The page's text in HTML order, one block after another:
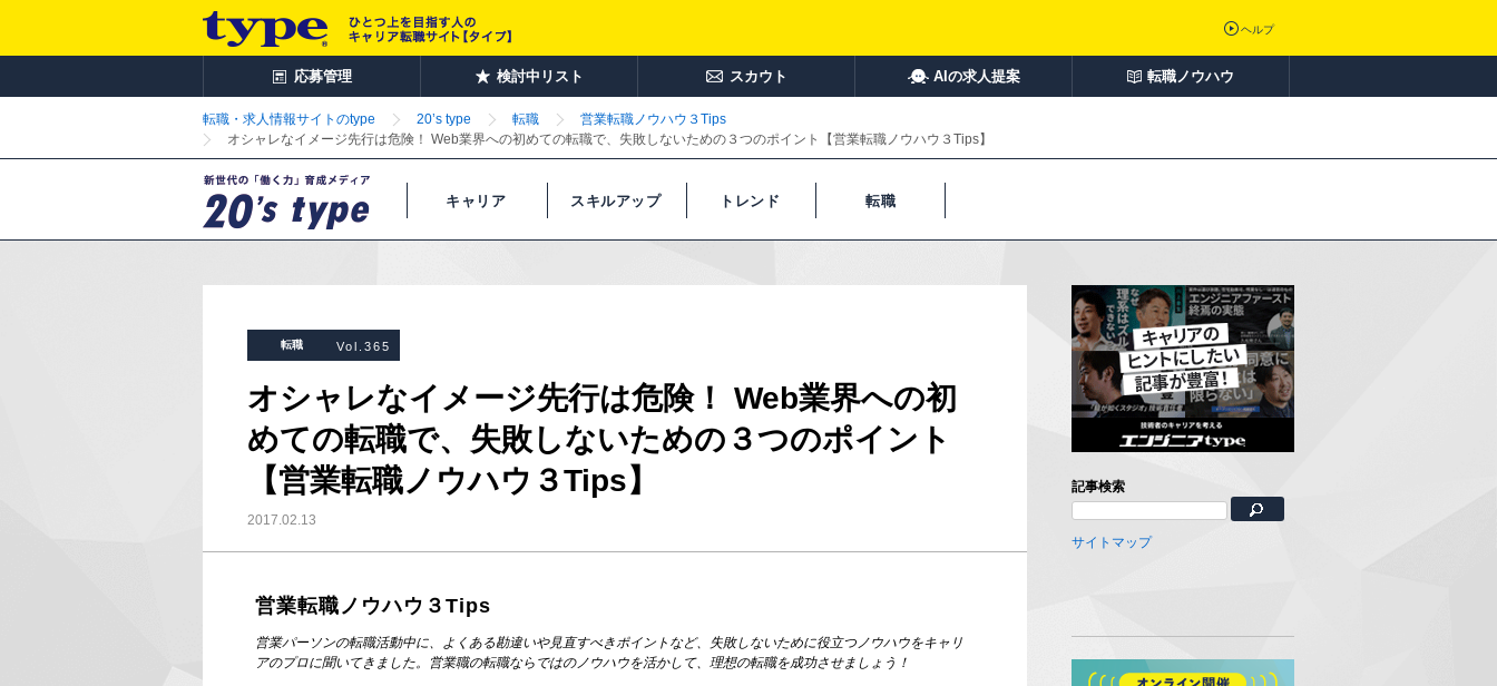
ヘルプ
応募管理 検討中リスト スカウト AIの求人提案 転職ノウハウ
転職・求人情報サイトのtype 20’s type 転職
営業転職ノウハウ３Tips
オシャレなイメージ先行は危険！ Web業界への初めての転職で、失敗しないための３つのポイント【営業転職ノウハウ３Tips】
キャリア スキルアップ トレンド 転職
転職 Vol.365
オシャレなイメージ先行は危険！ Web業界への初
めての転職で、失敗しないための３つのポイント
【営業転職ノウハウ３Tips】
2017.02.13
営業転職ノウハウ３Tips
営業パーソンの転職活動中に、よくある勘違いや見直すべきポイントなど、失敗しないために役立つノウハウをキャリ
アのプロに聞いてきました。営業職の転職ならではのノウハウを活かして、理想の転職を成功させましょう！
記事検索
サイトマップ